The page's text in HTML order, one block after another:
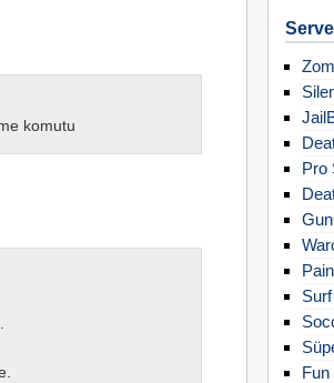
komutu
Pro